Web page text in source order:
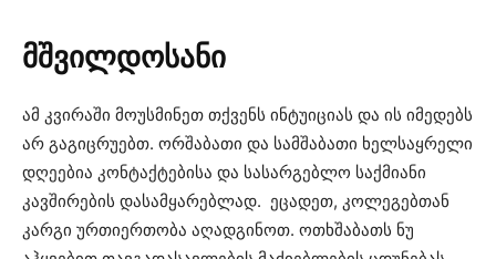
მშვილდოსანი
ამ კვირაში მოუსმინეთ თქვენს ინტუიციას და ის იმედებს
არ გაგიცრუებთ. ორშაბათი და სამშაბათი ხელსაყრელი
დღეებია კონტაქტებისა და სასარგებლო საქმიანი
კავშირების დასამყარებლად. ეცადეთ, კოლეგებთან
კარგი ურთიერთობა აღადგინოთ. ოთხშაბათს ნუ